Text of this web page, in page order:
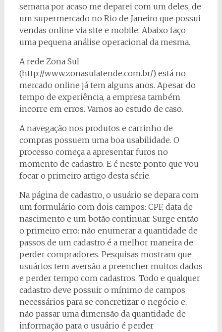
semana por acaso me deparei com um deles, de
um supermercado no Rio de Janeiro que possui
vendas online via site e mobile. Abaixo faço
uma pequena análise operacional da mesma.
A rede Zona Sul
(http://www.zonasulatende.com.br/) está no
mercado online já tem alguns anos. Apesar do
tempo de experiência, a empresa também
incorre em erros. Vamos ao estudo de caso.
A navegação nos produtos e carrinho de
compras possuem uma boa usabilidade. O
processo começa a apresentar furos no
momento de cadastro. E é neste ponto que vou
focar o primeiro artigo desta série.
Na página de cadastro, o usuário se depara com
um formulário com dois campos: CPF, data de
nascimento e um botão continuar. Surge então
o primeiro erro: não enumerar a quantidade de
passos de um cadastro é a melhor maneira de
perder compradores. Pesquisas mostram que
usuários tem aversão a preencher muitos dados
e perder tempo com cadastros. Todo e qualquer
cadastro deve possuir o mínimo de campos
necessários para se concretizar o negócio e,
não passar uma dimensão da quantidade de
informação para o usuário é perder